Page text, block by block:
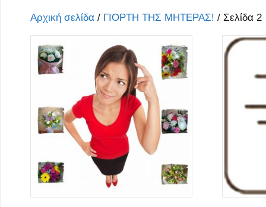
Αρχική σελίδα / ΓΙΟΡΤΗ ΤΗΣ ΜΗΤΕΡΑΣ! / Σελίδα 2
Αυτό
το
προϊόν
πολλαπλές
παραλλαγές.
Οι
μπορούν
να
Αυτό
το
να